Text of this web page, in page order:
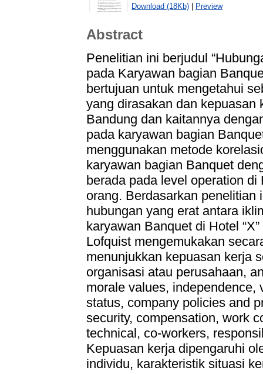
Download (18Kb) | Preview
Abstract
Penelitian ini berjudul
pada Karyawan bagian
bertujuan untuk mengetahui
yang dirasakan dan kepuasan
Bandung dan kaitannya
pada karyawan bagian
menggunakan metode
karyawan bagian Banquet
berada pada level operation di
orang. Berdasarkan penelitian
hubungan yang erat antara
karyawan Banquet di Hotel
Lofquist mengemukakan
menunjukkan kepuasan kerja
organisasi atau perusahaan,
morale values, independence,
status, company policies and
security, compensation, work
technical, co-workers,
Kepuasan kerja dipengaruhi
individu, karakteristik situasi